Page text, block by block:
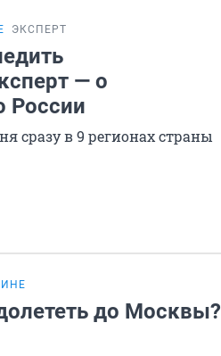
ЭКСПЕРТ
— о
России
сразу в 9 регионах страны
до Москвы?